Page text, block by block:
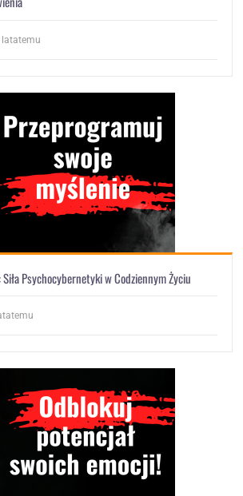
latatemu
Psychocybernetyki w Codziennym Życiu